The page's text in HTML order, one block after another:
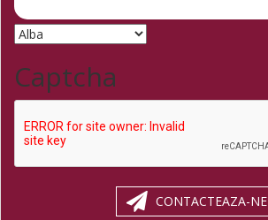
Captcha
CONTACTEAZA-NE